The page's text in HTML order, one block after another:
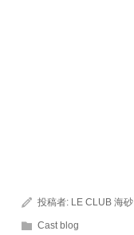
投稿者: LE CLUB 海砂
Cast blog